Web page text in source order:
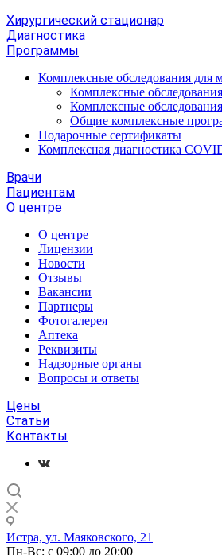
Хирургический стационар
Диагностика
Программы
Комплексные обследования
Комплексные
Комплексные
Общие комплексные
Подарочные сертификаты
Комплексная диагностика
Врачи
Пациентам
О центре
О центре
Лицензии
Новости
Отзывы
Вакансии
Партнеры
Фотогалерея
Аптека
Реквизиты
Надзорные органы
Вопросы и ответы
Цены
Статьи
Контакты
Истра, ул. Маяковского, 21
Пн-Вс: с 09:00 до 20:00